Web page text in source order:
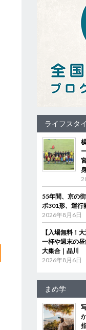
ライフスタ
55年間、京の
ボ301形、運行
2026年8月6日
【入場無料！
一杯や週末の
大集合｜品川
2026年8月6日
まめ学